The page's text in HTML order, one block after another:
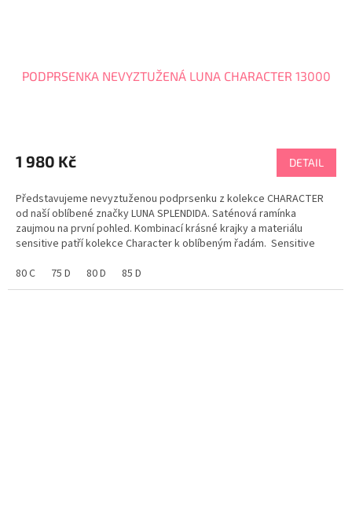
PODPRSENKA NEVYZTUŽENÁ LUNA CHARACTER 13000
1 980 Kč DETAIL
Představujeme nevyztuženou podprsenku z kolekce CHARACTER
od naší oblíbené značky LUNA SPLENDIDA. Saténová ramínka
zaujmou na první pohled. Kombinací krásné krajky a materiálu
sensitive patří kolekce Character k oblíbeným řadám. Sensitive
80 C
75 D 80 D 85 D